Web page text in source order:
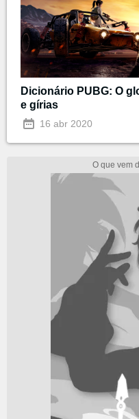
Dicionário PUBG: O
e gírias
16 abr 2020